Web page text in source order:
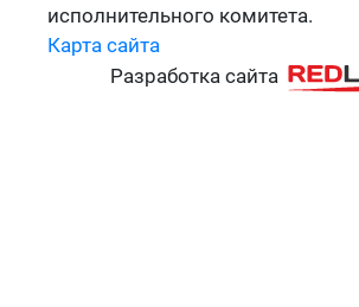
исполнительного комитета.
Карта сайта
Разработка сайта